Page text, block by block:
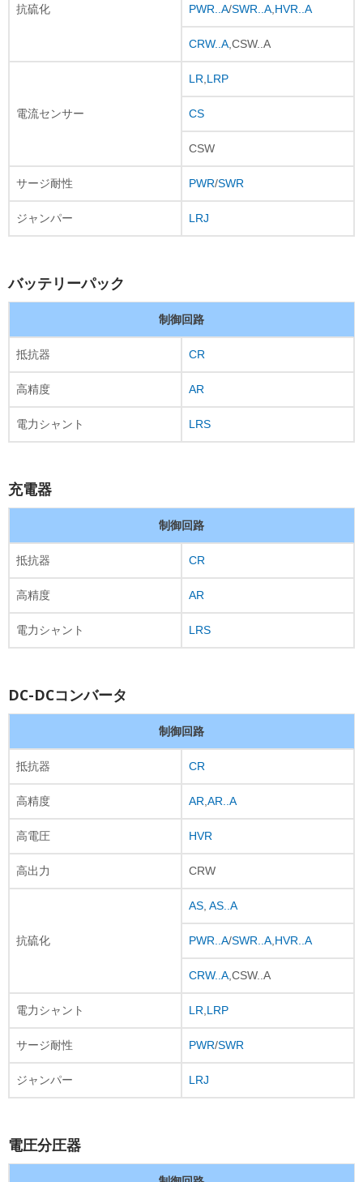
抗硫化 PWR..A/SWR..A,HVR..A
CRW..A,CSW..A
電流センサー
LR,LRP
CS
CSW
サージ耐性 PWR/SWR
ジャンパー LRJ
バッテリーパック
制御回路
抵抗器 CR
高精度 AR
電力シャント LRS
充電器
制御回路
抵抗器 CR
高精度 AR
電力シャント LRS
DC-DCコンバータ
制御回路
抵抗器 CR
高精度 AR,AR..A
高電圧 HVR
高出力 CRW
抗硫化
AS, AS..A
PWR..A/SWR..A,HVR..A
CRW..A,CSW..A
電力シャント LR,LRP
サージ耐性 PWR/SWR
ジャンパー LRJ
電圧分圧器